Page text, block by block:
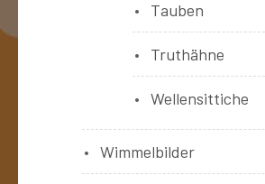
Tauben
Truthähne
Wellensittiche
Wimmelbilder